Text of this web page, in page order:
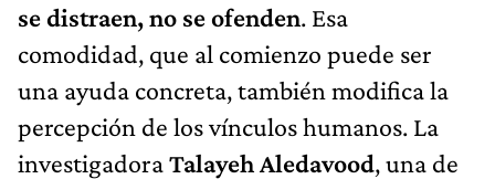
se distraen, no se ofenden. Esa
comodidad, que al comienzo puede ser
una ayuda concreta, también modifica la
percepción de los vínculos humanos. La
investigadoraTalayeh Aledavood, una de